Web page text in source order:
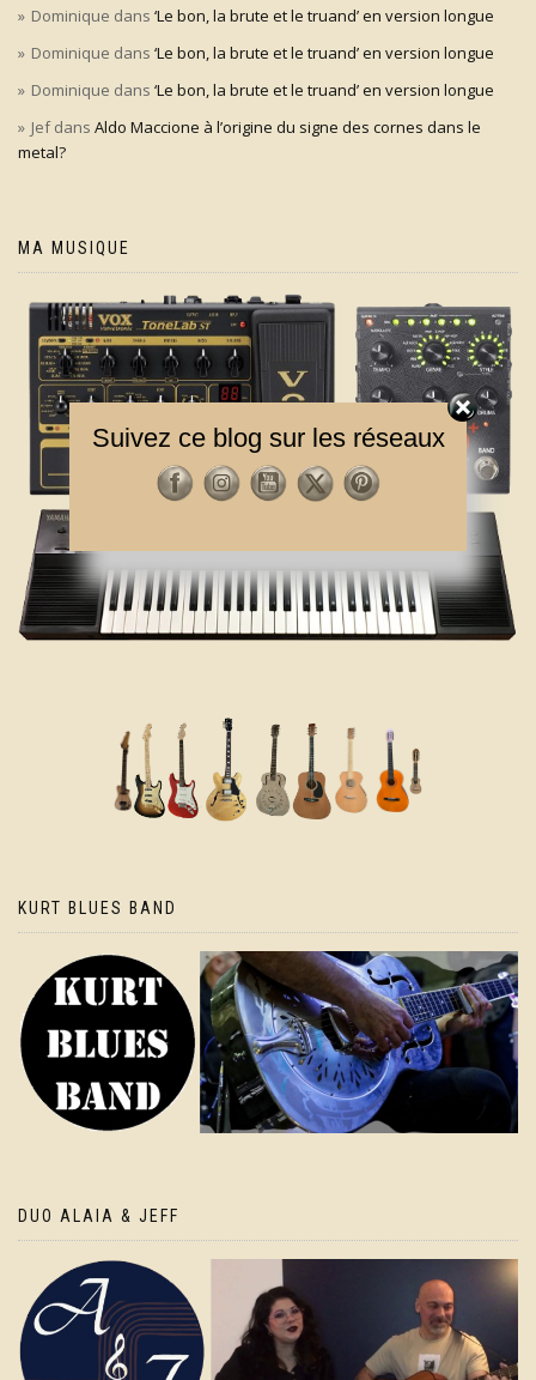
Dominique dans ‘Le bon, la brute et le truand’ en version longue
Dominique dans ‘Le bon, la brute et le truand’ en version longue
Dominique dans ‘Le bon, la brute et le truand’ en version longue
Jefdans Aldo Maccione à l’origine du signe des cornes dans le
metal?
MA MUSIQUE
KURT BLUES BAND
DUO ALAIA & JEFF
Suivez ce blog sur les réseaux